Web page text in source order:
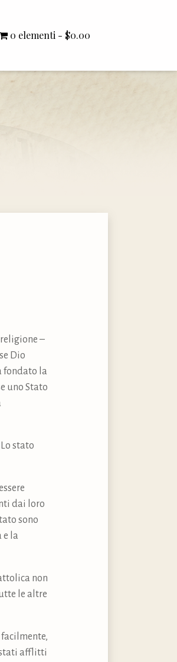
0 elementi $0.00
–
Dio
fondato la
uno Stato
stato
dai loro
sono
e la
non
le altre
stati afflitti